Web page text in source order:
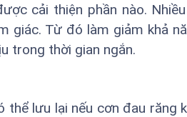
cải thiện phần nào.
giác. Từ đó làm giảm khả
trong thời gian ngắn.
thể lưu lại nếu cơn đau răng